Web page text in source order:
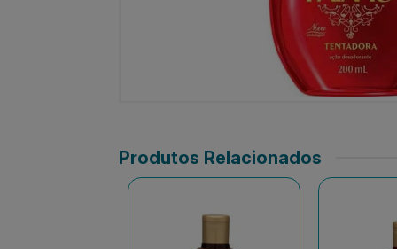
Produtos Relacionados